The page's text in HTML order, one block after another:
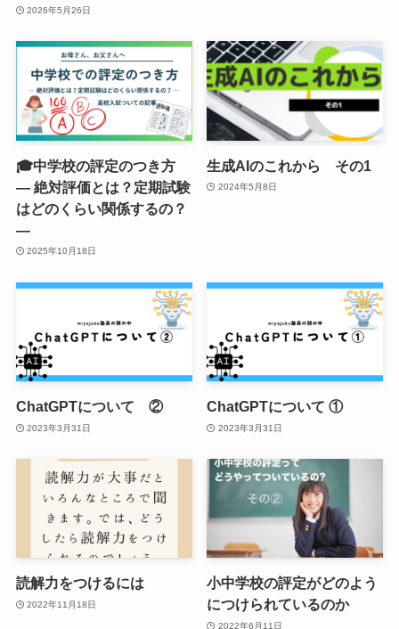
2026年5月26日
🎓中学校の評定のつき方
― 絶対評価とは？定期試験
はどのくらい関係するの？
―
2025年10月18日
生成AIのこれから その1
2024年5月8日
ChatGPTについて ②
2023年3月31日
ChatGPTについて ①
2023年3月31日
読解力をつけるには
2022年11月18日
小中学校の評定がどのよう
につけられているのか
2022年6月11日